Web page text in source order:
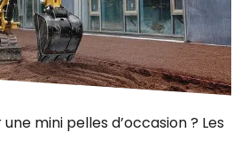
mini pelles d’occasion ? Les